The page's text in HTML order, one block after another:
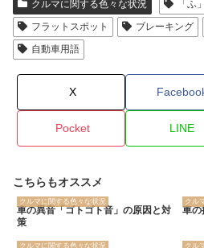
クルマに関する色々な状況 「ふ」
フラットスポット
ブレーキング
自動車用語
X
Pocket LINE
こちらもオススメ
クルマに関する色々な状況
車の異音「ゴトゴト音」の原因と対
策
クル
車の
クルマに関する色々な状況 クル